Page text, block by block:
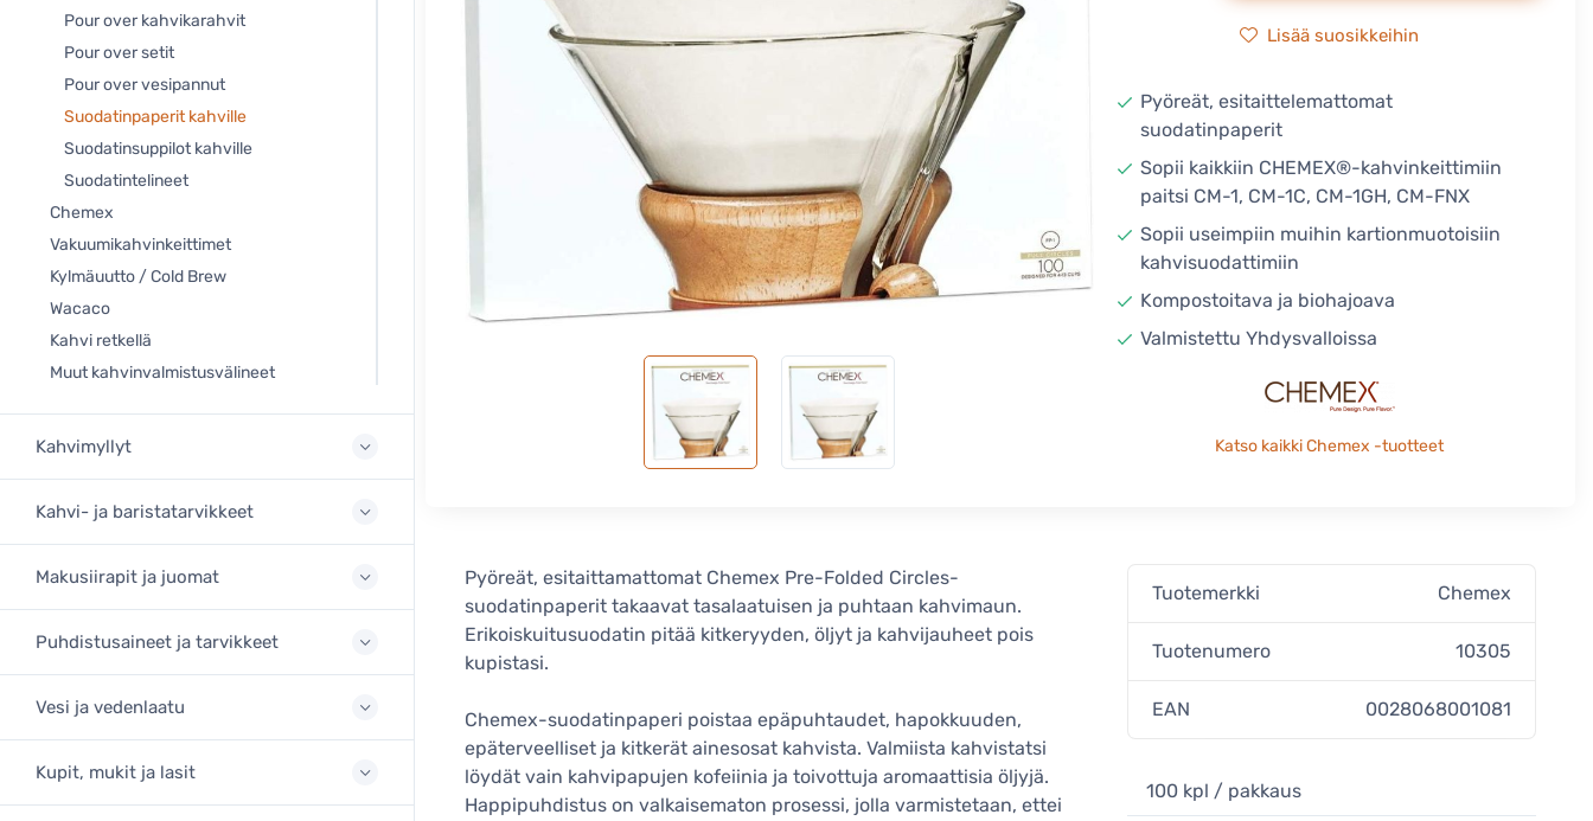
Pour over kahvikarahvit
Pour over setit
Pour over vesipannut
Suodatinpaperit kahville
Suodatinsuppilot kahville
Suodatintelineet
Chemex
Vakuumikahvinkeittimet
Kylmäuutto / Cold Brew
Wacaco
Kahvi retkellä
Muut kahvinvalmistusvälineet
Kahvimyllyt
Kahvi- ja baristatarvikkeet
Makusiirapit ja juomat
Puhdistusaineet ja tarvikkeet
Vesi ja vedenlaatu
Kupit, mukit ja lasit
Lisää suosikkeihin
Pyöreät, esitaittelemattomat
suodatinpaperit
Sopii kaikkiin CHEMEX®-kahvinkeittimiin
paitsi CM-1, CM-1C, CM-1GH, CM-FNX
Sopii useimpiin muihin kartionmuotoisiin
kahvisuodattimiin
Kompostoitava ja biohajoava
Valmistettu Yhdysvalloissa
Katso kaikki Chemex -tuotteet
Pyöreät, esitaittamattomat Chemex Pre-Folded Circles-
suodatinpaperit takaavat tasalaatuisen ja puhtaan kahvimaun.
Erikoiskuitusuodatin pitää kitkeryyden, öljyt ja kahvijauheet pois
kupistasi.
Chemex-suodatinpaperi poistaa epäpuhtaudet, hapokkuuden,
epäterveelliset ja kitkerät ainesosat kahvista. Valmiista kahvistatsi
löydät vain kahvipapujen kofeiinia ja toivottuja aromaattisia öljyjä.
Happipuhdistus on valkaisematon prosessi, jolla varmistetaan, ettei
Tuotemerkki Chemex
Tuotenumero 10305
EAN 0028068001081
100 kpl / pakkaus